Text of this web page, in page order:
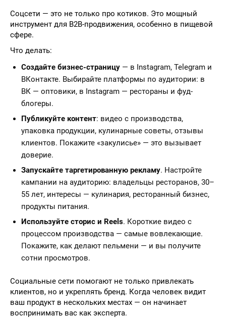
Соцсети — это не только про котиков. Это мощный
инструмент для B2B-продвижения, особенно в пищевой
сфере.
Что делать:
Создайте бизнес-страницу — в Instagram, Telegram и
ВКонтакте. Выбирайте платформы по аудитории: в
ВК — оптовики, в Instagram — рестораны и фуд-
блогеры.
Публикуйте контент: видео с производства,
упаковка продукции, кулинарные советы, отзывы
клиентов. Покажите «закулисье» — это вызывает
доверие.
Запускайте таргетированную рекламу. Настройте
кампании на аудиторию: владельцы ресторанов, 30–
55 лет, интересы — кулинария, ресторанный бизнес,
продукты питания.
Используйте сторис и Reels. Короткие видео с
процессом производства — самые вовлекающие.
Покажите, как делают пельмени — и вы получите
сотни просмотров.
Социальные сети помогают не только привлекать
клиентов, но и укреплять бренд. Когда человек видит
ваш продукт в нескольких местах — он начинает
воспринимать вас как эксперта.